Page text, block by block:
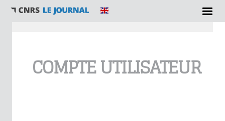
COMPTE UTILISATEUR